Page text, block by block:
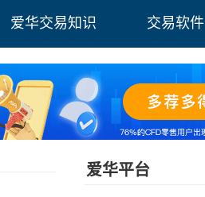
爱华交易知识 交易软件
爱华平台